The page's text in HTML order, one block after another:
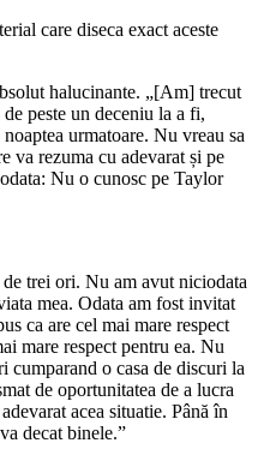
care diseca exact aceste
halucinante. „[Am] trecut
peste un deceniu la a fi,
urmatoare. Nu vreau sa
va rezuma cu adevarat și pe
Nu o cunosc pe Taylor
trei ori. Nu am avut niciodata
mea. Odata am fost invitat
ca are cel mai mare respect
mare respect pentru ea. Nu
cumparand o casa de discuri la
de oportunitatea de a lucra
acea situatie. Până în
decat binele.”